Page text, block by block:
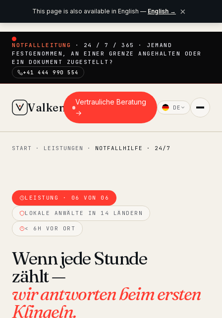
This page is also available in English — English → ×
NOTFALLLEITUNG
· 24 / 7 / 365 · JEMAND
FESTGENOMMEN, AN EINER GRENZE ANGEHALTEN ODER
EIN DOKUMENT ZUGESTELLT?
+41 444 990 554
Valken
Vertrauliche Beratung
→
DE
◆ HAUPTMENÜ
Für wen
Unser Team
Einblicke
◆ FESTPREIS-LEISTUNGEN
Reise-Vorabprüfung
Interpol-Prüfung
START · LEISTUNGEN · NOTFALLHILFE · 24/7
LEISTUNG · 06 VON 06
LOKALE ANWÄLTE IN 14 LÄNDERN
< 6H VOR ORT
Wenn jede Stunde
zählt —
wir antworten beim ersten
Klingeln.